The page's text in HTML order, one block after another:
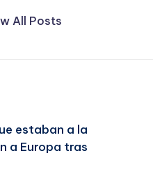
All Posts
estaban a la
a Europa tras